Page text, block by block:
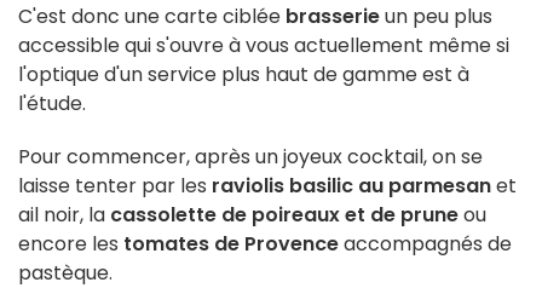
C'est donc une carte ciblée brasserieun peu plus
accessible qui s'ouvre à vous actuellement même si
l'optique d'un service plus haut de gamme est à
l'étude.
Pour commencer, après un joyeux cocktail, on se
laisse tenter par les raviolis basilic au parmesanet
ail noir, la cassolette de poireaux et de pruneou
encore les tomates de Provenceaccompagnés de
pastèque.